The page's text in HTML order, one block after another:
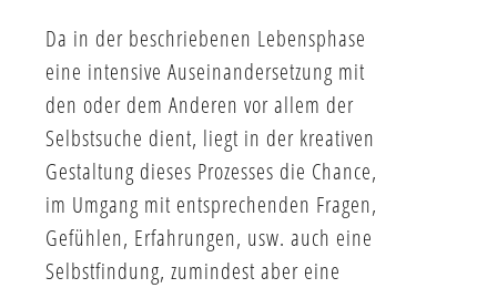
Da in der beschriebenen Lebensphase
eine intensive Auseinandersetzung mit
den oder dem Anderen vor allem der
Selbstsuche dient, liegt in der kreativen
Gestaltung dieses Prozesses die Chance,
im Umgang mit entsprechenden Fragen,
Gefühlen, Erfahrungen, usw. auch eine
Selbstfindung, zumindest aber eine